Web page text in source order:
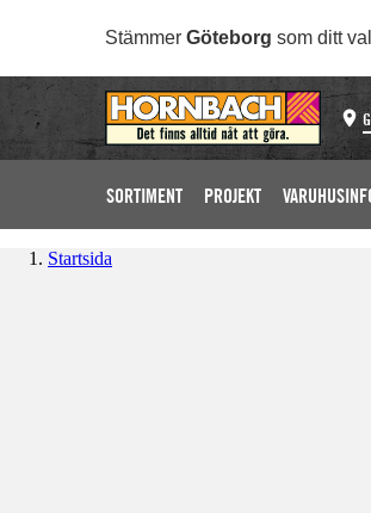
Stämmer Göteborg som ditt
SORTIMENT PROJEKT
Startsida